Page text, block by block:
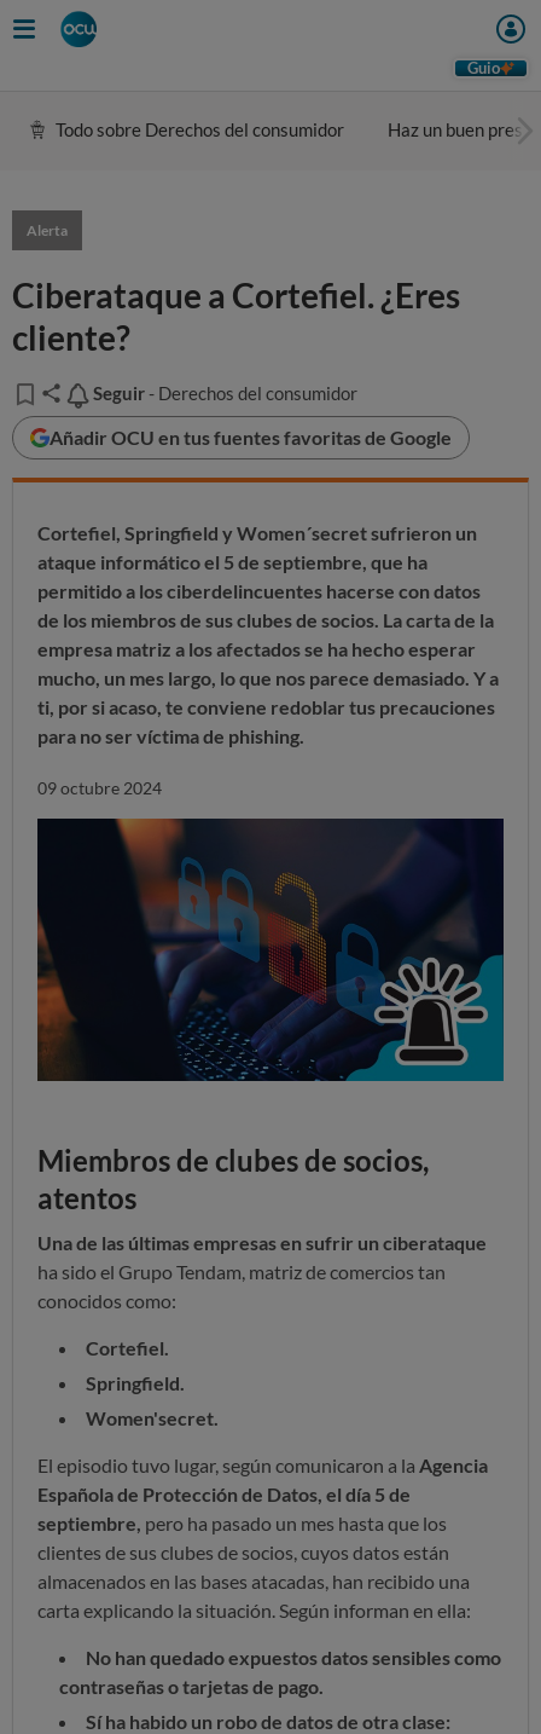
Guio
Todo sobre Derechos del consumidor Haz un buen
Alerta
Ciberataque a Cortefiel. ¿Eres
cliente?
Seguir
Seguir - Derechos del consumidor
Añadir OCU en tus fuentes favoritas de Google
Cortefiel, Springfield y Women´secret sufrieron un
ataque informático el 5 de septiembre, que ha
permitido a los ciberdelincuentes hacerse con datos
de los miembros de sus clubes de socios. La carta de la
empresa matriz a los afectados se ha hecho esperar
mucho, un mes largo, lo que nos parece demasiado. Y a
ti, por si acaso, te conviene redoblar tus precauciones
para no ser víctima de phishing.
09 octubre 2024
Miembros de clubes de socios,
atentos
Una de las últimas empresas en sufrir un ciberataque
ha sido el Grupo Tendam, matriz de comercios tan
conocidos como:
Cortefiel.
Springfield.
Women'secret.
El episodio tuvo lugar, según comunicaron a la Agencia
Española de Protección de Datos, el día 5 de
septiembre, pero ha pasado un mes hasta que los
clientes de sus clubes de socios, cuyos datos están
almacenados en las bases atacadas, han recibido una
carta explicando la situación. Según informan en ella:
No han quedado expuestos datos sensibles como
contraseñas o tarjetas de pago.
Sí ha habido un robo de datos de otra clase: